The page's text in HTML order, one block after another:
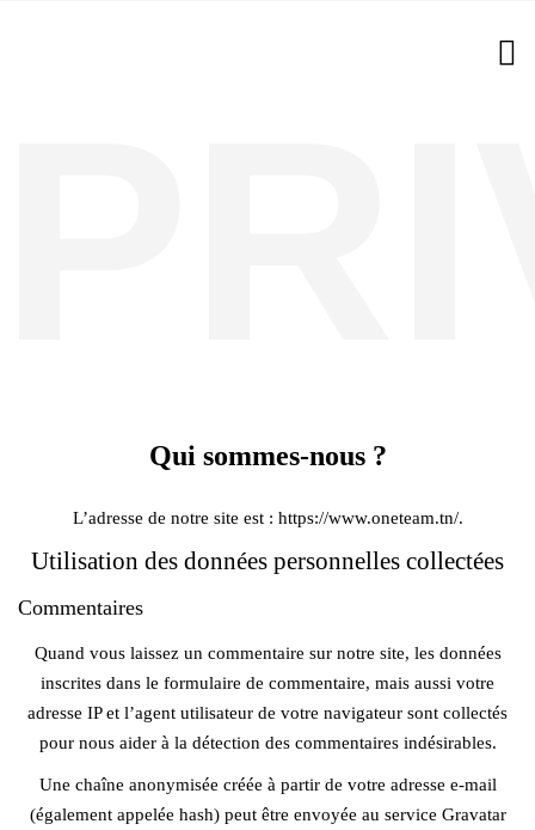
Qui sommes-nous ?
L’adresse de notre site est : https://www.oneteam.tn/.
Utilisation des données personnelles collectées
Commentaires
Quand vous laissez un commentaire sur notre site, les données
inscrites dans le formulaire de commentaire, mais aussi votre
adresse IP et l’agent utilisateur de votre navigateur sont collectés
pour nous aider à la détection des commentaires indésirables.
Une chaîne anonymisée créée à partir de votre adresse e-mail
(également appelée hash) peut être envoyée au service Gravatar